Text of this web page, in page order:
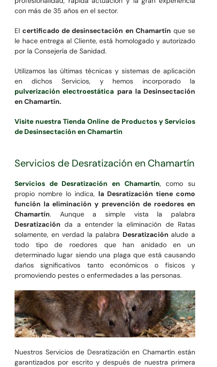
con más de 35 años en el sector.
Elcertificado de desinsectación en Chamartín que se
le hace entrega al Cliente, está homologado y autorizado
por la Consejería de Sanidad.
Utilizamos las últimas técnicas y sistemas de aplicación
en dichos Servicios, y hemos incorporado la
pulverización electroestática para la Desinsectación
en Chamartín.
Visite nuestra Tienda Online de Productos y Servicios
de Desinsectación en Chamartín
Servicios de Desratización en Chamartín
Servicios de Desratización en Chamartín, como su
propio nombre lo indica, la Desratización tiene como
función la eliminación y prevención de roedores en
Chamartín. Aunque a simple vista la palabra
Desratización da a entender la eliminación de Ratas
solamente, en verdad la palabra Desratizaciónalude a
todo tipo de roedores que han anidado en un
determinado lugar siendo una plaga que está causando
daños significativos tanto económicos o físicos y
promoviendo pestes o enfermedades a las personas.
Nuestros Servicios de Desratización en Chamartín están
garantizados por escrito y después de nuestra primera